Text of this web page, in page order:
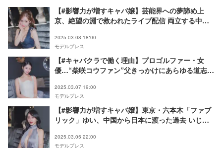
【#影響力が増すキャバ嬢】芸能界への夢諦め上
京、絶望の淵で救われたライブ配信 両立する中で
LOUNGE TOKYO」櫻りおん
2025.03.08 18:00
モデルプレス
【#キャバクラで働く理由】プロゴルファー・女
優…“柴咲コウファン”父きっかけにあらゆる道志し
2025.03.07 19:00
モデルプレス
【#影響力が増すキャバ嬢】東京・六本木「ファブ
リック」ゆい、中国から日本に渡った過去 いじめ
たい」
2025.03.05 22:00
モデルプレス